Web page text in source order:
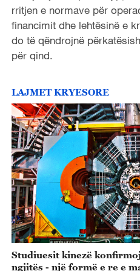
rritjen e normave për
financimit dhe lehtësinë e
do të qëndrojnë
për qind.
LAJMET KRYESORE
Studiuesit kinezë
ngjitës - një formë e re e